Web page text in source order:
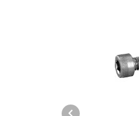
Documentations